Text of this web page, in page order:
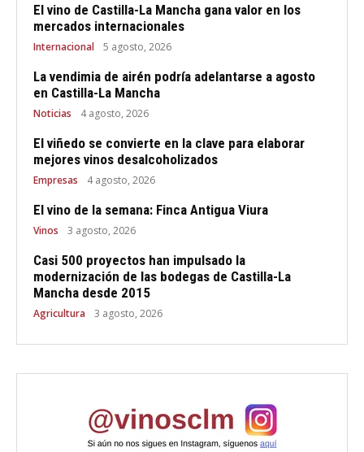
El vino de Castilla-La Mancha gana valor en los
mercados internacionales
Internacional 5 agosto, 2026
La vendimia de airén podría adelantarse a agosto
en Castilla-La Mancha
Noticias 4 agosto, 2026
El viñedo se convierte en la clave para elaborar
mejores vinos desalcoholizados
Empresas 4 agosto, 2026
El vino de la semana: Finca Antigua Viura
Vinos 3 agosto, 2026
Casi 500 proyectos han impulsado la
modernización de las bodegas de Castilla-La
Mancha desde 2015
Agricultura 3 agosto, 2026